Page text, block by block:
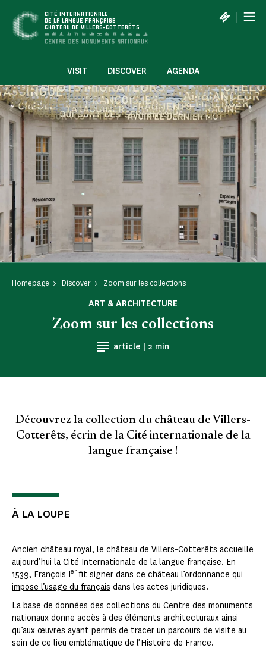
CITÉ INTERNATIONALE
DE LA LANGUE FRANÇAISE
CHÂTEAU DE VILLERS-COTTERÊTS
|
VISIT DISCOVER AGENDA
Homepage Discover Zoom sur les collections
ART & ARCHITECTURE
article | Reading time
2 min
Zoom sur les collections
Découvrez la collection du château de Villers-
Cotterêts, écrin de la Cité internationale de la
langue française !
À LA LOUPE
Ancien château royal, le château de Villers-Cotterêts accueille
aujourd’hui la Cité Internationale de la langue française. En
1539, François Ier fit signer dans ce château l’ordonnance qui
impose l’usage du français dans les actes juridiques.
La base de données des collections du Centre des monuments
nationaux donne accès à des éléments architecturaux ainsi
qu’aux œuvres ayant permis de tracer un parcours de visite au
sein de ce lieu emblématique de l’Histoire de France.